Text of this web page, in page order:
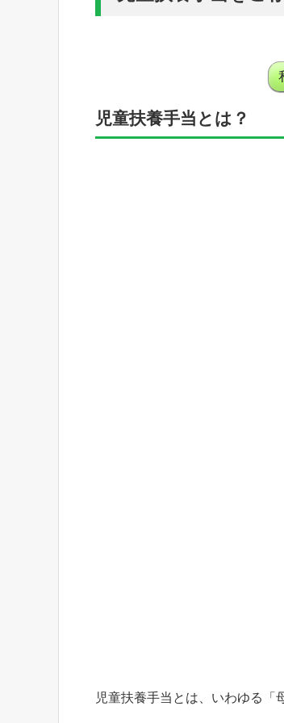
児童扶養手当とは？
児童扶養手当とは、いわゆる「